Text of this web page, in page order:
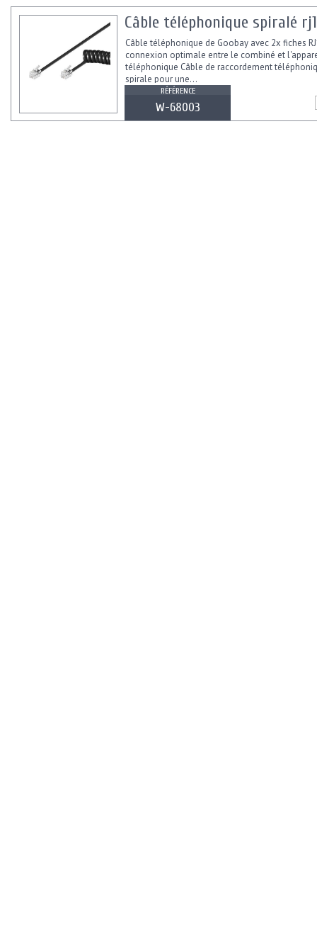
Câble téléphonique spiralé
Câble téléphonique de Goobay avec 2x fiches
connexion optimale entre le combiné et
téléphonique Câble de raccordement
spirale pour une...
RÉFÉRENCE
W-68003